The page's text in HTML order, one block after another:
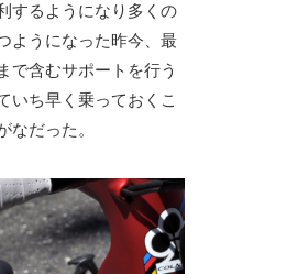
するようになり多くの
ようになった昨今、最
で含むサポートを行う
いち早く乗っておくこ
なだった。